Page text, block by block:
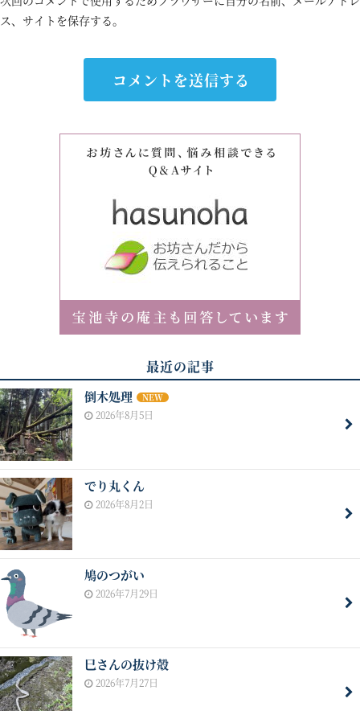
ス、サイトを保存する。
最近の記事
倒木処理 NEW
2026年8月5日
でり丸くん
2026年8月2日
鳩のつがい
2026年7月29日
巳さんの抜け殻
2026年7月27日